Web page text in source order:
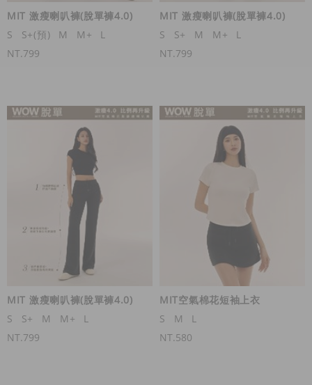
MIT 激瘦喇叭褲(脫單褲4.0)
S
S+(預) M M+
L
NT.799
MIT 激瘦喇叭褲(脫單褲4.0)
S
S+ M M+
L
NT.799
MIT 激瘦喇叭褲(脫單褲4.0)
S
S+ M M+
L
NT.799
MIT空氣棉花短袖上衣
S
M
L
NT.580